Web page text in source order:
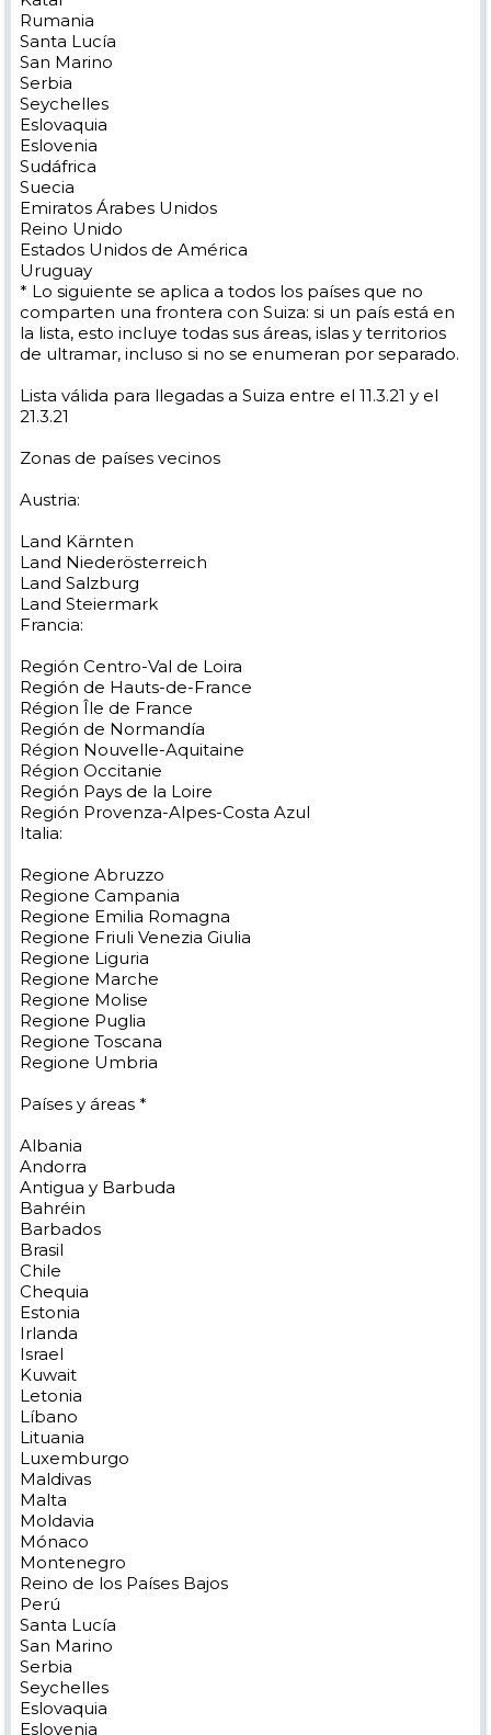
Rumania
Santa Lucía
San Marino
Serbia
Seychelles
Eslovaquia
Eslovenia
Sudáfrica
Suecia
Emiratos Árabes Unidos
Reino Unido
Estados Unidos de América
Uruguay
* Lo siguiente se aplica a todos los países que no
comparten una frontera con Suiza: si un país está en
la lista, esto incluye todas sus áreas, islas y territorios
de ultramar, incluso si no se enumeran por separado.
Lista válida para llegadas a Suiza entre el 11.3.21 y el
21.3.21
Zonas de países vecinos
Austria:
Land Kärnten
Land Niederösterreich
Land Salzburg
Land Steiermark
Francia:
Región Centro-Val de Loira
Región de Hauts-de-France
Région Île de France
Región de Normandía
Région Nouvelle-Aquitaine
Région Occitanie
Región Pays de la Loire
Región Provenza-Alpes-Costa Azul
Italia:
Regione Abruzzo
Regione Campania
Regione Emilia Romagna
Regione Friuli Venezia Giulia
Regione Liguria
Regione Marche
Regione Molise
Regione Puglia
Regione Toscana
Regione Umbria
Países y áreas *
Albania
Andorra
Antigua y Barbuda
Bahréin
Barbados
Brasil
Chile
Chequia
Estonia
Irlanda
Israel
Kuwait
Letonia
Líbano
Lituania
Luxemburgo
Maldivas
Malta
Moldavia
Mónaco
Montenegro
Reino de los Países Bajos
Perú
Santa Lucía
San Marino
Serbia
Seychelles
Eslovaquia
Eslovenia